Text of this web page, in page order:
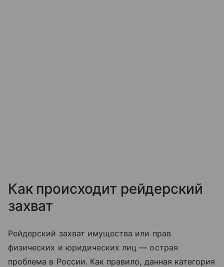
Как происходит рейдерский
захват
Рейдерский захват имущества или прав
физических и юридических лиц — острая
проблема в России. Как правило, данная категория